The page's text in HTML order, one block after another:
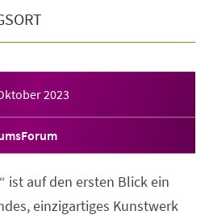
2023
ist auf den ersten Blick ein
einzigartiges Kunstwerk